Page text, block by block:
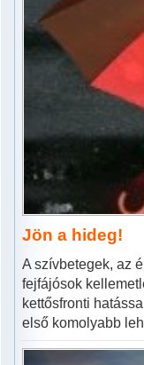
Jön a hideg!
A szívbetegek, az
fejfájósok
kettősfronti
első komolyabb